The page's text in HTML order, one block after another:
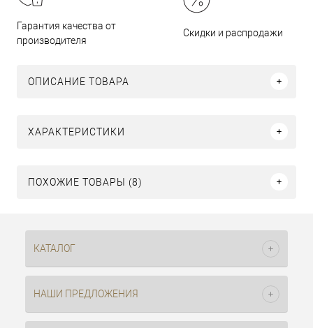
Гарантия качества от
производителя
Скидки и распродажи
ОПИСАНИЕ ТОВАРА
ХАРАКТЕРИСТИКИ
ПОХОЖИЕ ТОВАРЫ (8)
КАТАЛОГ
НАШИ ПРЕДЛОЖЕНИЯ